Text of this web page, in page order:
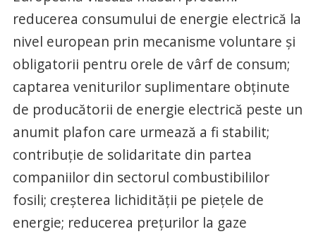
reducerea consumului de energie electrică la
nivel european prin mecanisme voluntare şi
obligatorii pentru orele de vârf de consum;
captarea veniturilor suplimentare obţinute
de producătorii de energie electrică peste un
anumit plafon care urmează a fi stabilit;
contribuţie de solidaritate din partea
companiilor din sectorul combustibililor
fosili; creşterea lichidităţii pe pieţele de
energie; reducerea preţurilor la gaze